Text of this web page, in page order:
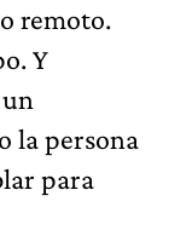
remoto.
Y
la persona
para